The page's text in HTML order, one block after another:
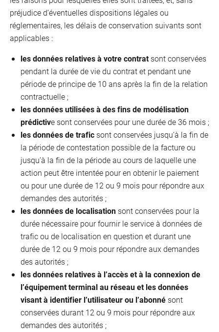
préjudice d’éventuelles dispositions légales ou
réglementaires, les délais de conservation suivants sont
applicables :
les données relatives à votre contrat sont conservées
pendant la durée de vie du contrat et pendant une
période de principe de 10 ans après la fin de la relation
contractuelle ;
les données utilisées à des fins de modélisation
prédictive sont conservées pour une durée de 36 mois ;
les données de trafic sont conservées jusqu’à la fin de
la période de contestation possible de la facture ou
jusqu’à la fin de la période au cours de laquelle une
action peut être intentée pour en obtenir le paiement
ou pour une durée de 12 ou 9 mois pour répondre aux
demandes des autorités ;
les données de localisation sont conservées pour la
durée nécessaire pour fournir le service à données de
trafic ou de localisation en question et durant une
durée de 12 ou 9 mois pour répondre aux demandes
des autorités ;
les données relatives à l’accès et à la connexion de
l’équipement terminal au réseau et les données
visant à identifier l’utilisateur ou l’abonné sont
conservées durant 12 ou 9 mois pour répondre aux
demandes des autorités ;